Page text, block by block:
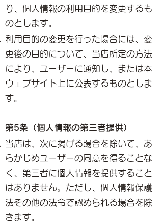
り、個人情報の利用目的を変更するも
のとします。
利用目的の変更を行った場合には、変
更後の目的について、当店所定の方法
により、ユーザーに通知し、または本
ウェブサイト上に公表するものとしま
す。
第5条（個人情報の第三者提供）
当店は、次に掲げる場合を除いて、あ
らかじめユーザーの同意を得ることな
く、第三者に個人情報を提供すること
はありません。ただし、個人情報保護
法その他の法令で認められる場合を除
きます。